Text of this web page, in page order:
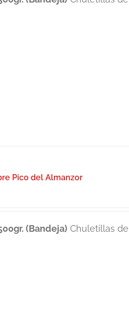
Pico del Almanzor
(Bandeja) Chuletillas